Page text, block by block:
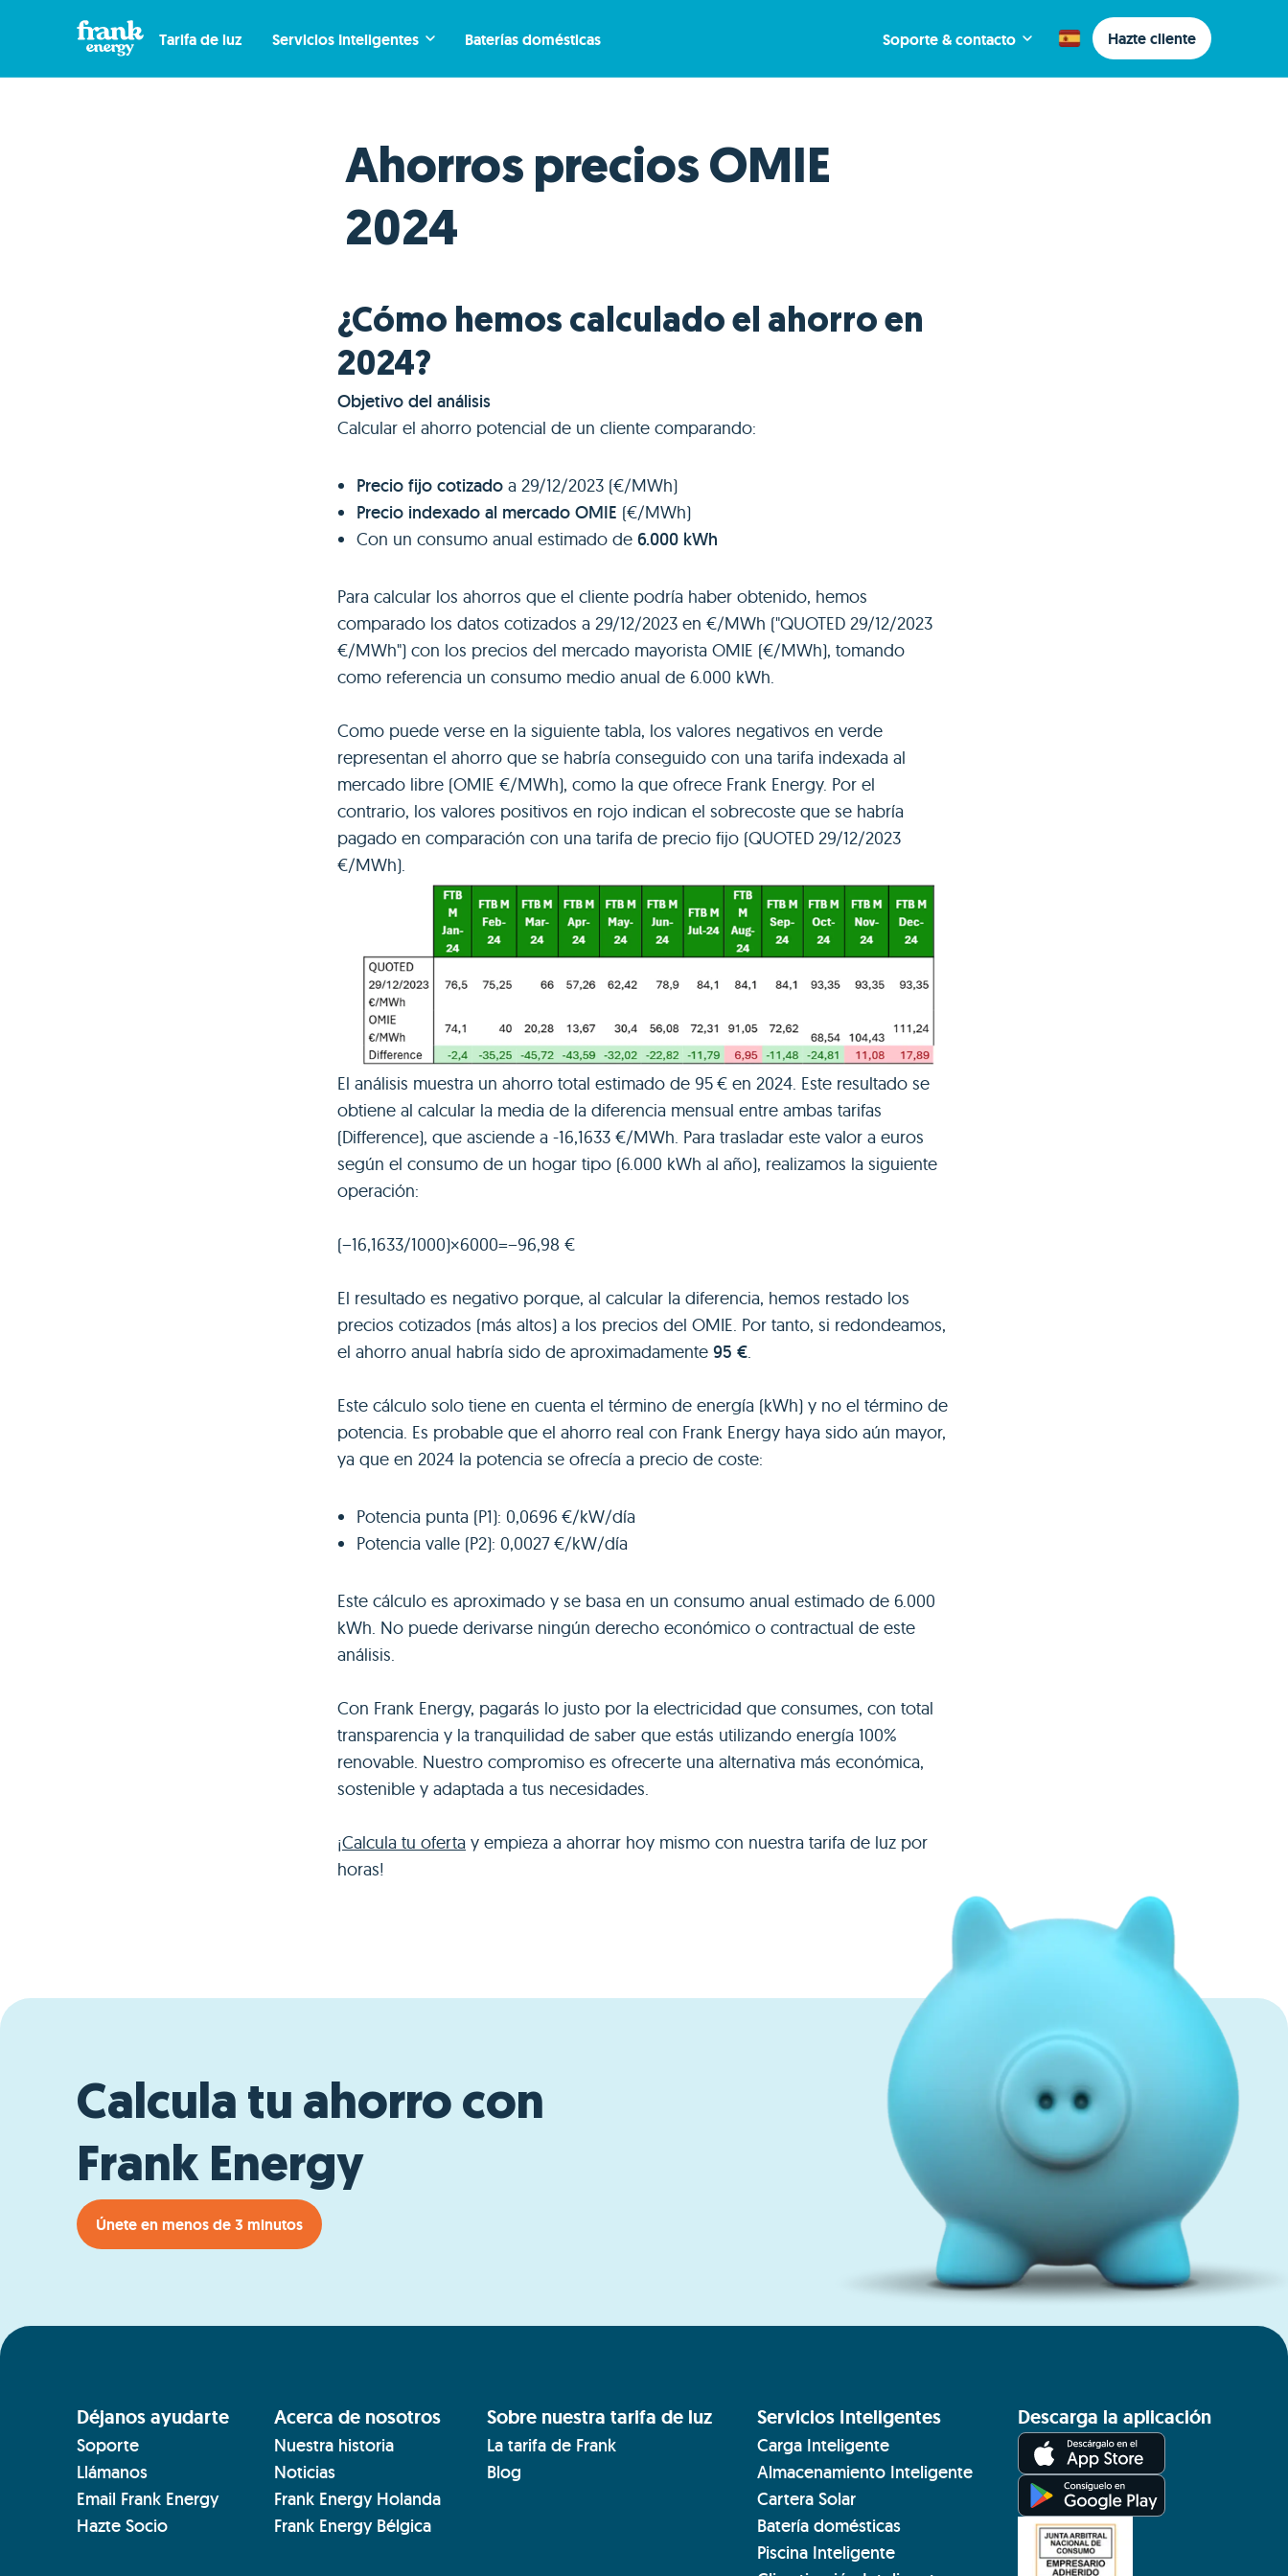
Tarifa de luz Servicios Inteligentes Baterías domésticas Soporte & contacto Hazte cliente
Ahorros precios OMIE
2024
¿Cómo hemos calculado el ahorro en
2024?
Objetivo del análisis
Calcular el ahorro potencial de un cliente comparando:
Precio fijo cotizado a 29/12/2023 (€/MWh)
Precio indexado al mercado OMIE (€/MWh)
Con un consumo anual estimado de 6.000 kWh
Para calcular los ahorros que el cliente podría haber obtenido, hemos
comparado los datos cotizados a 29/12/2023 en €/MWh ("QUOTED 29/12/2023
€/MWh") con los precios del mercado mayorista OMIE (€/MWh), tomando
como referencia un consumo medio anual de 6.000 kWh.
Como puede verse en la siguiente tabla, los valores negativos en verde
representan el ahorro que se habría conseguido con una tarifa indexada al
mercado libre (OMIE €/MWh), como la que ofrece Frank Energy. Por el
contrario, los valores positivos en rojo indican el sobrecoste que se habría
pagado en comparación con una tarifa de precio fijo (QUOTED 29/12/2023
€/MWh).
El análisis muestra un ahorro total estimado de 95 € en 2024. Este resultado se
obtiene al calcular la media de la diferencia mensual entre ambas tarifas
(Difference), que asciende a -16,1633 €/MWh. Para trasladar este valor a euros
según el consumo de un hogar tipo (6.000 kWh al año), realizamos la siguiente
operación:
(−16,1633/1000)×6000=−96,98 €
El resultado es negativo porque, al calcular la diferencia, hemos restado los
precios cotizados (más altos) a los precios del OMIE. Por tanto, si redondeamos,
el ahorro anual habría sido de aproximadamente 95 €.
Este cálculo solo tiene en cuenta el término de energía (kWh) y no el término de
potencia. Es probable que el ahorro real con Frank Energy haya sido aún mayor,
ya que en 2024 la potencia se ofrecía a precio de coste:
Potencia punta (P1): 0,0696 €/kW/día
Potencia valle (P2): 0,0027 €/kW/día
Este cálculo es aproximado y se basa en un consumo anual estimado de 6.000
kWh. No puede derivarse ningún derecho económico o contractual de este
análisis.
Con Frank Energy, pagarás lo justo por la electricidad que consumes, con total
transparencia y la tranquilidad de saber que estás utilizando energía 100%
renovable. Nuestro compromiso es ofrecerte una alternativa más económica,
sostenible y adaptada a tus necesidades.
¡Calcula tu oferta y empieza a ahorrar hoy mismo con nuestra tarifa de luz por
horas!
Calcula tu ahorro con
Frank Energy
Únete en menos de 3 minutos
Déjanos ayudarte
Soporte
Llámanos
Email Frank Energy
Hazte Socio
Acerca de nosotros
Nuestra historia
Noticias
Frank Energy Holanda
Frank Energy Bélgica
Sobre nuestra tarifa de luz
La tarifa de Frank
Blog
Servicios Inteligentes
Carga Inteligente
Almacenamiento Inteligente
Cartera Solar
Batería domésticas
Piscina Inteligente
Descarga la aplicación